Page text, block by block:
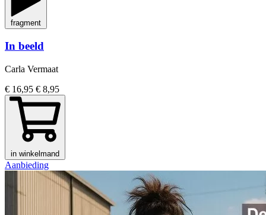
fragment
In beeld
Carla Vermaat
€ 16,95 € 8,95
in winkelmand
Aanbieding